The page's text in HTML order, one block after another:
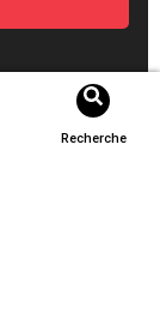
Recherche